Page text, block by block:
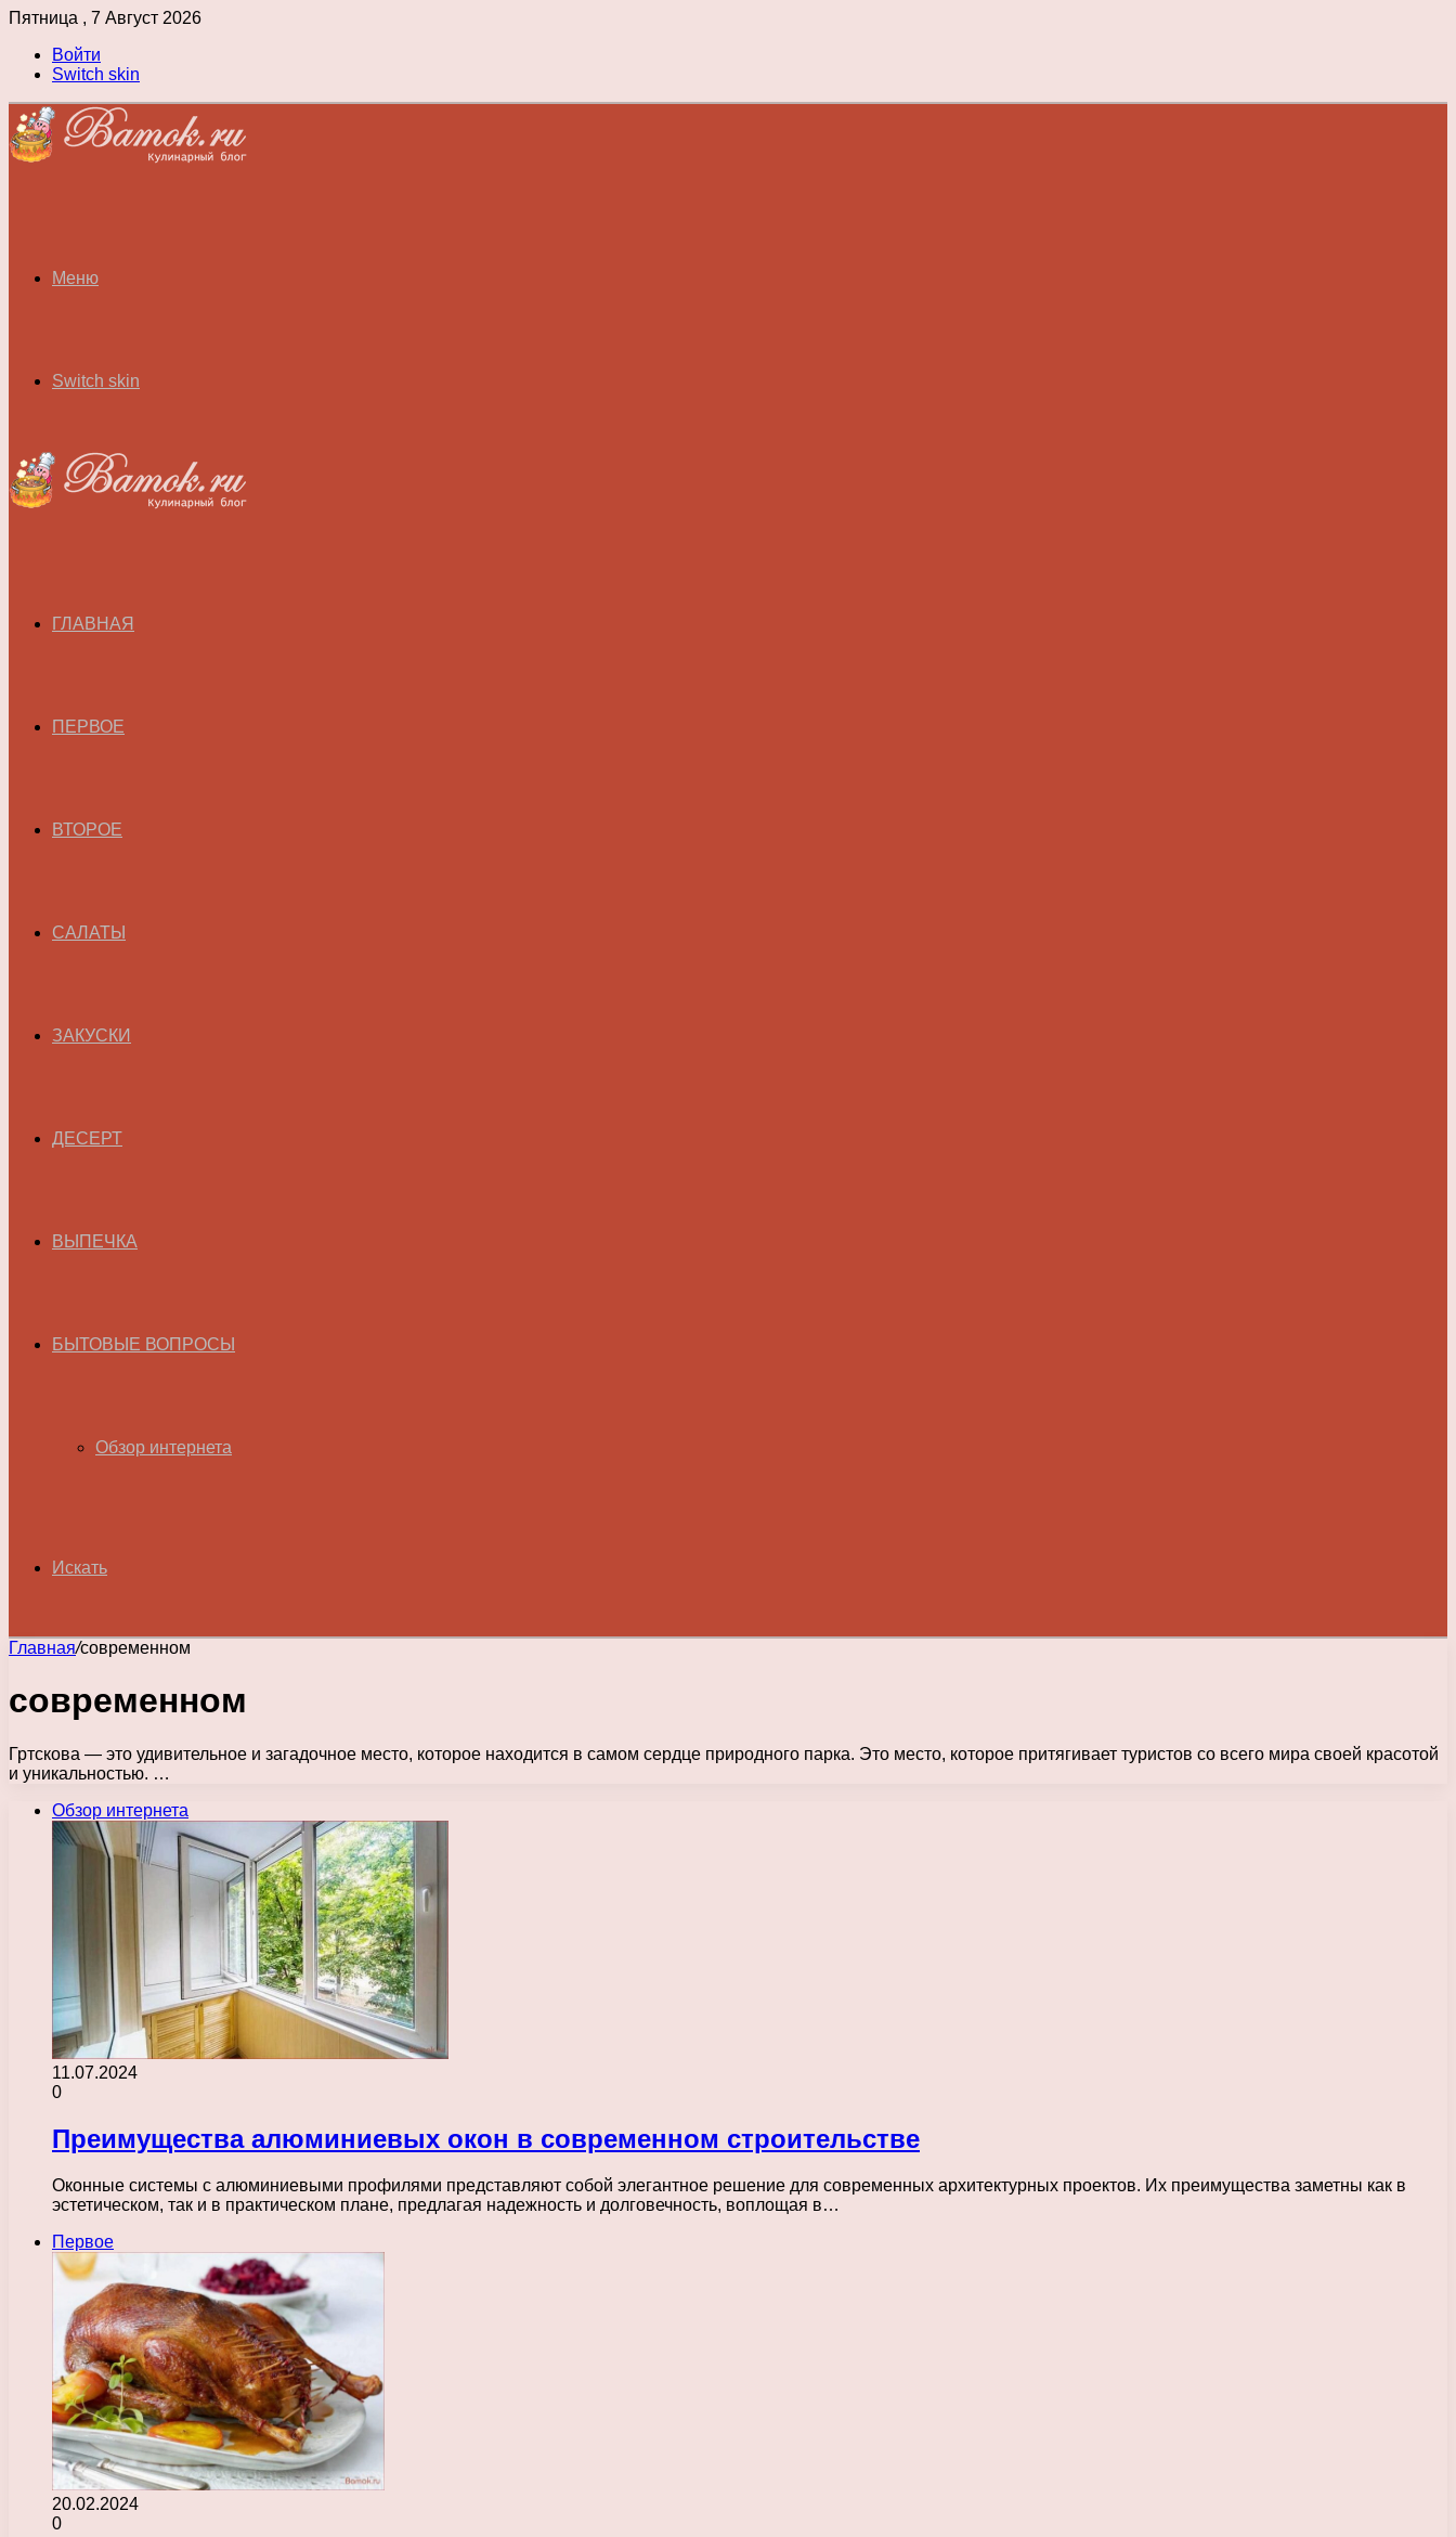
Пятница , 7 Август 2026
Войти
Switch skin
Меню
Switch skin
ГЛАВНАЯ
ПЕРВОЕ
ВТОРОЕ
САЛАТЫ
ЗАКУСКИ
ДЕСЕРТ
ВЫПЕЧКА
БЫТОВЫЕ ВОПРОСЫ
Обзор интернета
Искать
Главная/современном
современном
Гртскова — это удивительное и загадочное место, которое находится в самом сердце природного парка. Это место, которое притягивает туристов со всего мира своей красотой
и уникальностью. …
Обзор интернета
11.07.2024
0
Преимущества алюминиевых окон в современном строительстве
Оконные системы с алюминиевыми профилями представляют собой элегантное решение для современных архитектурных проектов. Их преимущества заметны как в
эстетическом, так и в практическом плане, предлагая надежность и долговечность, воплощая в…
Первое
20.02.2024
0